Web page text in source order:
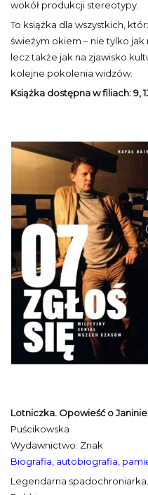
wokół produkcji stereotypy.
To książka dla wszystkich,
świeżym okiem – nie tylko jak
lecz także jak na zjawisko
kolejne pokolenia widzów.
Książka dostępna w filiach: 9,
Lotniczka. Opowieść o
Puścikowska
Wydawnictwo: Znak
Biografia, autobiografia,
Legendarna